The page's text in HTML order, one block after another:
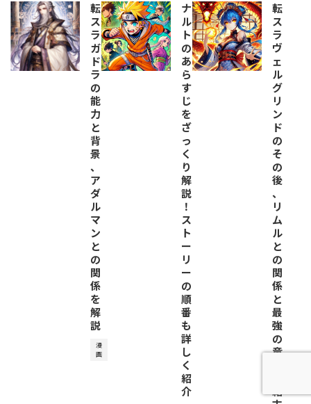
転
ス
ラ
ガ
ド
ラ
の
能
力
と
背
景
、
ア
ダ
ル
マ
ン
と
の
関
係
を
解
説
漫
画
ナ
ル
ト
の
あ
ら
す
じ
を
ざ
っ
く
り
解
説
！
ス
ト
ー
リ
ー
の
順
番
も
詳
し
く
紹
介
転
ス
ラ
ヴ
ェ
ル
グ
リ
ン
ド
の
そ
の
後
、
リ
ム
ル
と
の
関
係
と
最
強
の
竜
結